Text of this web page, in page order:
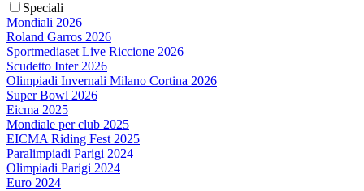
Speciali
Mondiali 2026
Roland Garros 2026
Sportmediaset Live Riccione 2026
Scudetto Inter 2026
Olimpiadi Invernali Milano Cortina 2026
Super Bowl 2026
Eicma 2025
Mondiale per club 2025
EICMA Riding Fest 2025
Paralimpiadi Parigi 2024
Olimpiadi Parigi 2024
Euro 2024